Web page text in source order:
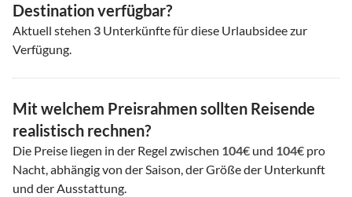
Destination verfügbar?
Aktuell stehen 3 Unterkünfte für diese Urlaubsidee zur
Verfügung.
Mit welchem Preisrahmen sollten Reisende
realistisch rechnen?
Die Preise liegen in der Regel zwischen 104€ und 104€ pro
Nacht, abhängig von der Saison, der Größe der Unterkunft
und der Ausstattung.